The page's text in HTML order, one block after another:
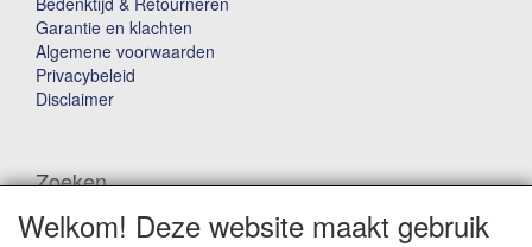
Garantie en klachten
Algemene voorwaarden
Privacybeleid
Disclaimer
Zoeken
Waar ben je naar op zoek?
Welkom! Deze website maakt gebruik